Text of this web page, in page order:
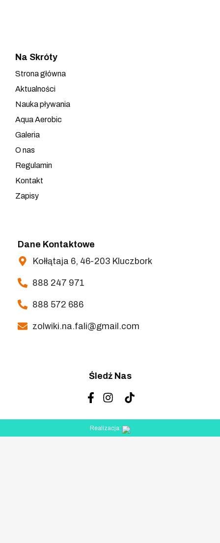
Na Skróty
Strona główna
Aktualności
Nauka pływania
Aqua Aerobic
Galeria
O nas
Regulamin
Kontakt
Zapisy
Dane Kontaktowe
Kołłątaja 6, 46-203 Kluczbork
888 247 971
888 572 686
zolwiki.na.fali@gmail.com
Śledź Nas
Realizacja: